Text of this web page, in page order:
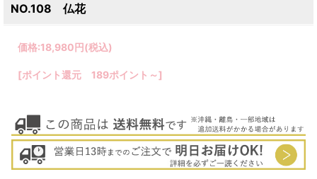
NO.108 仏花
価格:18,980円(税込)
[ポイント還元 189ポイント～]